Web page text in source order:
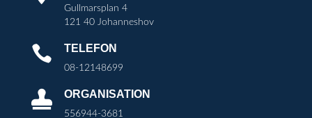
Gullmarsplan 4
121 40 Johanneshov
 TELEFON
08-12148699
 ORGANISATION
556944-3681